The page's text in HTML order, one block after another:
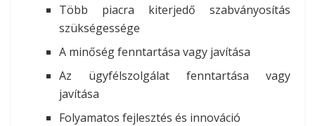
Több piacra kiterjedő szabványosítás
szükségessége
A minőség fenntartása vagy javítása
Az ügyfélszolgálat fenntartása vagy
javítása
Folyamatos fejlesztés és innováció